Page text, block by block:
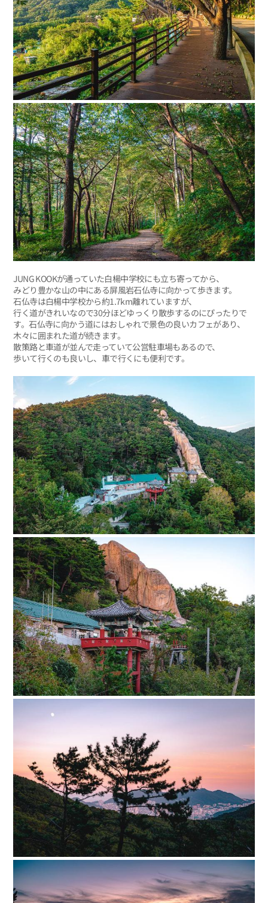
JUNG KOOKが通っていた白楊中学校にも立ち寄ってから、
みどり豊かな山の中にある屏風岩石仏寺に向かって歩きます。
石仏寺は白楊中学校から約1.7km離れていますが、
行く道がきれいなので30分ほどゆっくり散歩するのにぴったりで
す。石仏寺に向かう道にはおしゃれで景色の良いカフェがあり、
木々に囲まれた道が続きます。
散策路と車道が並んで走っていて公営駐車場もあるので、
歩いて行くのも良いし、車で行くにも便利です。